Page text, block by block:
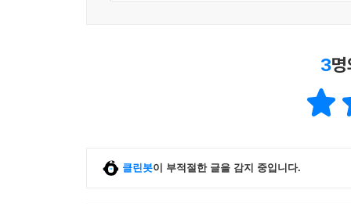
3
클린봇이 부적절한 글을 감지 중입니다.